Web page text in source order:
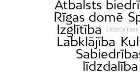
Atbalsts
Rīgas domē
Izglītība
Labklājība
līdzdalība